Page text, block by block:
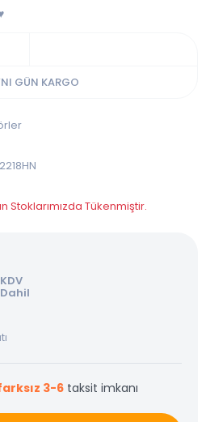
GÜN KARGO
Stoklarımızda Tükenmiştir.
KDV
Dahil
3-6 taksit imkanı